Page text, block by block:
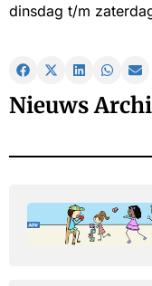
dinsdag t/m
Nieuws